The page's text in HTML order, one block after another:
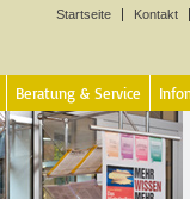
Startseite Kontakt
Beratung & Service